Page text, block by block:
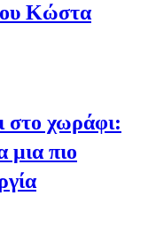
Κώστα
στο χωράφι:
μια πιο